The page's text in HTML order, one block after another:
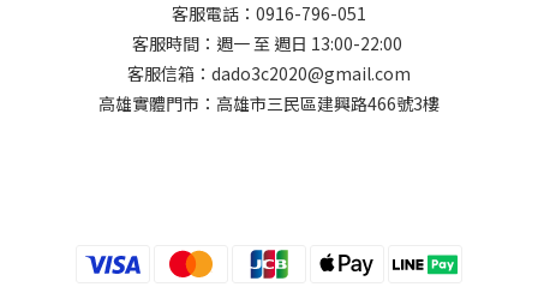
客服電話：0916-796-051
客服時間：週一 至 週日 13:00-22:00
客服信箱：dado3c2020@gmail.com
高雄實體門市：高雄市三民區建興路466號3樓